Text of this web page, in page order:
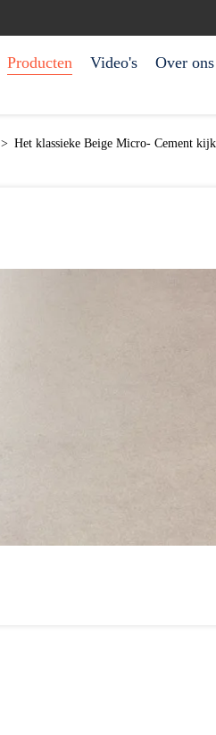
Producten Video's Over ons
> Het klassieke Beige Micro- Cement